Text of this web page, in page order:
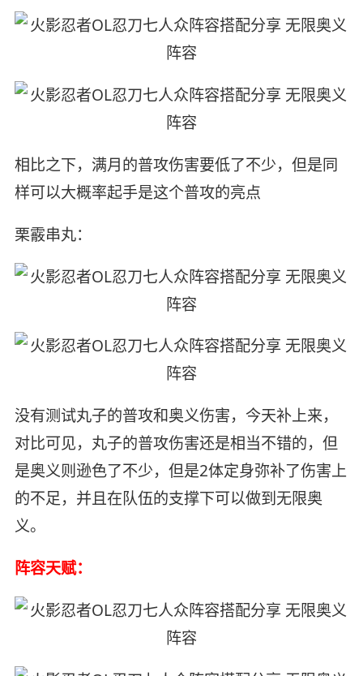
相比之下，满月的普攻伤害要低了不少，但是同
样可以大概率起手是这个普攻的亮点
栗霰串丸：
没有测试丸子的普攻和奥义伤害，今天补上来，
对比可见，丸子的普攻伤害还是相当不错的，但
是奥义则逊色了不少，但是2体定身弥补了伤害上
的不足，并且在队伍的支撑下可以做到无限奥
义。
阵容天赋：